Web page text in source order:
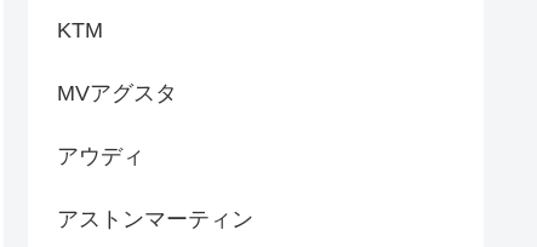
KTM
MVアグスタ
アウディ
アストンマーティン